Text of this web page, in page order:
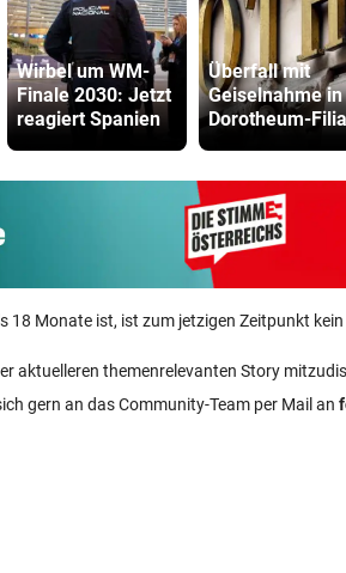
Wirbel um WM-
Finale 2030: Jetzt
reagiert Spanien
Überfall mit
Geiselnahme in
Dorotheum-
18 Monate ist, ist zum jetzigen Zeitpunkt
aktuelleren themenrelevanten Story
gern an das Community-Team per Mail an